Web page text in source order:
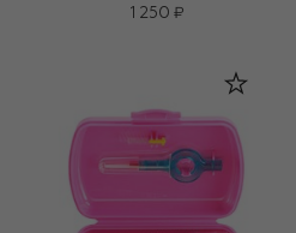
(30шт.)
1 250 ₽